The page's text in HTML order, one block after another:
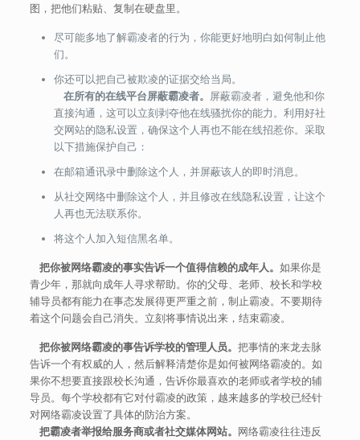
图，把他们粘贴、复制在硬盘里。
尽可能多地了解霸凌者的行为，你能更好地明白如何制止他
们。
你还可以把自己被欺凌的证据交给当局。
在所有的在线平台屏蔽霸凌者。 屏蔽霸凌者，避免他和你
直接沟通，这可以立刻剥夺他在线骚扰你的能力。利用好社
交网站的隐私设置，确保这个人再也不能在线招惹你。采取
以下措施保护自己：
在邮箱通讯录中删除这个人，并屏蔽该人的即时消息。
从社交网络中删除这个人，并且修改在线隐私设置，让这个
人再也无法联系你。
将这个人加入短信黑名单。
把你被网络霸凌的事实告诉一个值得信赖的成年人。 如果你是
青少年，那就向成年人寻求帮助。你的父母、老师、校长和学校
辅导员都有能力在事态发展得更严重之前，制止霸凌。不要期待
着这个问题会自己消失。立刻将事情说出来，结束霸凌。
把你被网络霸凌的事告诉学校的管理人员。 把事情的来龙去脉
告诉一个有权威的人，然后解释清楚你是如何被网络霸凌的。如
果你不想要直接跟校长沟通，告诉你最喜欢的老师或者学校的辅
导员。每个学校都有它对付霸凌的政策，越来越多的学校已经针
对网络霸凌设置了具体的防治方案。
把霸凌者举报给服务商或者社交媒体网站。
网络霸凌往往违反